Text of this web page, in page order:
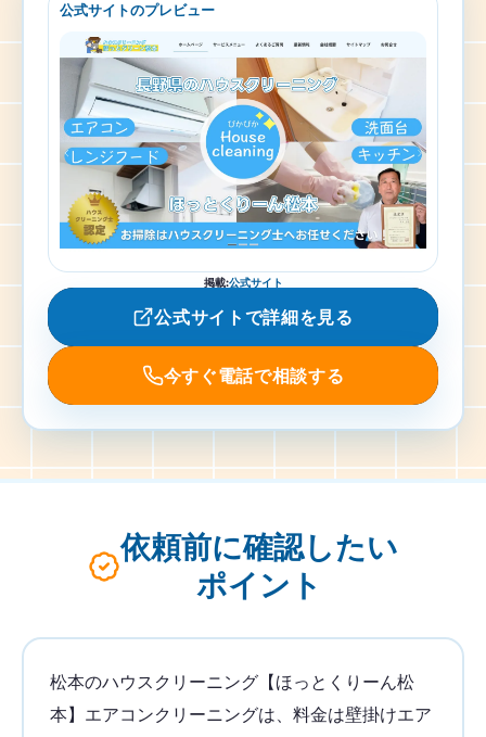
公式サイトのプレビュー
掲載:公式サイト
公式サイトで詳細を見る
今すぐ電話で相談する
依頼前に確認したい
ポイント
松本のハウスクリーニング【ほっとくりーん松
本】エアコンクリーニングは、料金は壁掛けエア